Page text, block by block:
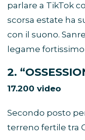
parlare a TikTok
scorsa estate ha
con il suono.
legame
2.
17.200 video
Secondo posto
terreno fertile tra